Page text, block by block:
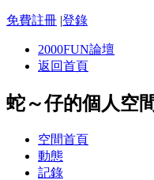
免費註冊 |登錄
2000FUN論壇
返回首頁
蛇～仔的個人空
空間首頁
動態
記錄